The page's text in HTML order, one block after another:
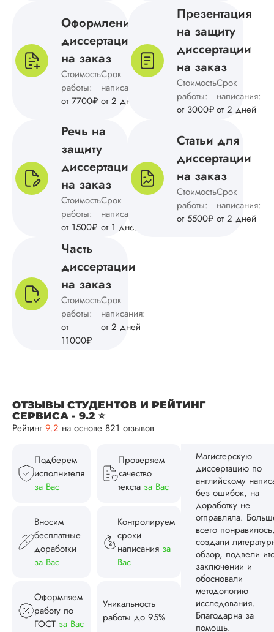
Оформление
диссертации
на заказ
Стоимость
работы:
от 7700₽
Срок
написания:
от 2 дней
Презентация
на защиту
диссертации
на заказ
Стоимость
работы:
от 3000₽
Срок
написания:
от 2 дней
Речь на
защиту
диссертации
на заказ
Стоимость
работы:
от 1500₽
Срок
написания:
от 1 дней
Статьи для
диссертации
на заказ
Стоимость
работы:
от 5500₽
Срок
написания:
от 2 дней
Часть
диссертации
на заказ
Стоимость
работы:
от
11000₽
Срок
написания:
от 2 дней
ОТЗЫВЫ СТУДЕНТОВ И РЕЙТИНГ
СЕРВИСА - 9.2 ⭐
Рейтинг 9.2 на основе 821 отзывов
Подберем
исполнителя
за Вас
Проверяем
качество
текста за Вас
Вносим
бесплатные
доработки
за Вас
Контролируем
сроки
написания за
Вас
Оформляем
работу по
ГОСТ за Вас
Уникальность
работы до 95%
Вид работы:
Магистерские
диссертации
Дата:2024-09-09
Магистерская
диссертация по
культурологии
выполнена в
Понравилось
четкая и понятная
структура,
методологии и
подведение
результатам
исследования.
Дата:
диссертацию по
экономике.
грамотную и
последовательную
структуру,
по методичке и
грамотно
результаты
исследования.
раз отправляли на
доработку, так как
моему
преподу что-то
Читать полный